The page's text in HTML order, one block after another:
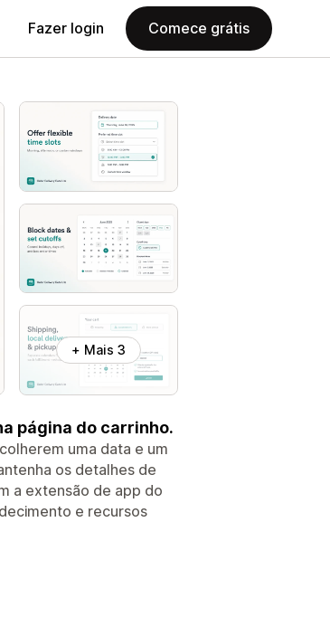
Fazer login Comece grátis
+ Mais 3
página do carrinho.
uma data e um
os detalhes de
a extensão de app do
e recursos